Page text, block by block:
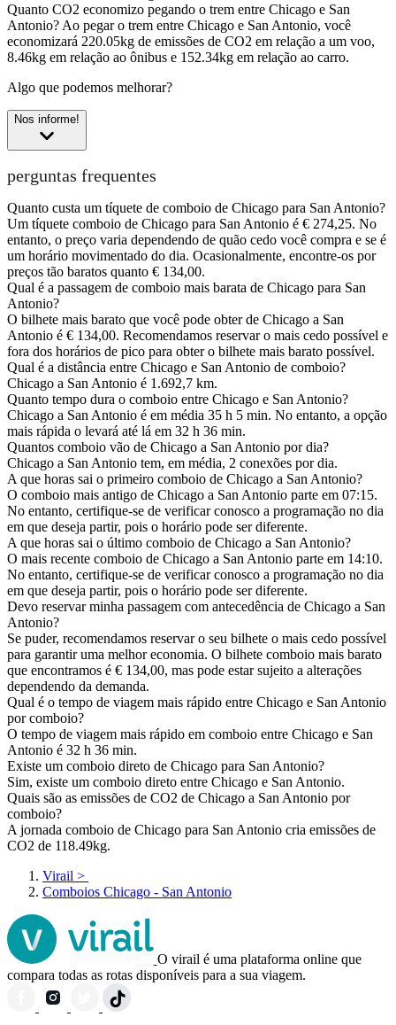
Quanto CO2 economizo pegando o trem entre Chicago e San
Antonio? Ao pegar o trem entre Chicago e San Antonio, você
economizará 220.05kg de emissões de CO2 em relação a um voo,
8.46kg em relação ao ônibus e 152.34kg em relação ao carro.
Algo que podemos melhorar?
Nos informe!
perguntas frequentes
Quanto custa um tíquete de comboio de Chicago para San Antonio?
Um tíquete comboio de Chicago para San Antonio é € 274,25. No
entanto, o preço varia dependendo de quão cedo você compra e se é
um horário movimentado do dia. Ocasionalmente, encontre-os por
preços tão baratos quanto € 134,00.
Qual é a passagem de comboio mais barata de Chicago para San
Antonio?
O bilhete mais barato que você pode obter de Chicago a San
Antonio é € 134,00. Recomendamos reservar o mais cedo possível e
fora dos horários de pico para obter o bilhete mais barato possível.
Qual é a distância entre Chicago e San Antonio de comboio?
Chicago a San Antonio é 1.692,7 km.
Quanto tempo dura o comboio entre Chicago e San Antonio?
Chicago a San Antonio é em média 35 h 5 min. No entanto, a opção
mais rápida o levará até lá em 32 h 36 min.
Quantos comboio vão de Chicago a San Antonio por dia?
Chicago a San Antonio tem, em média, 2 conexões por dia.
A que horas sai o primeiro comboio de Chicago a San Antonio?
O comboio mais antigo de Chicago a San Antonio parte em 07:15.
No entanto, certifique-se de verificar conosco a programação no dia
em que deseja partir, pois o horário pode ser diferente.
A que horas sai o último comboio de Chicago a San Antonio?
O mais recente comboio de Chicago a San Antonio parte em 14:10.
No entanto, certifique-se de verificar conosco a programação no dia
em que deseja partir, pois o horário pode ser diferente.
Devo reservar minha passagem com antecedência de Chicago a San
Antonio?
Se puder, recomendamos reservar o seu bilhete o mais cedo possível
para garantir uma melhor economia. O bilhete comboio mais barato
que encontramos é € 134,00, mas pode estar sujeito a alterações
dependendo da demanda.
Qual é o tempo de viagem mais rápido entre Chicago e San Antonio
por comboio?
O tempo de viagem mais rápido em comboio entre Chicago e San
Antonio é 32 h 36 min.
Existe um comboio direto de Chicago para San Antonio?
Sim, existe um comboio direto entre Chicago e San Antonio.
Quais são as emissões de CO2 de Chicago a San Antonio por
comboio?
A jornada comboio de Chicago para San Antonio cria emissões de
CO2 de 118.49kg.
Virail >
Comboios Chicago - San Antonio
O virail é uma plataforma online que
compara todas as rotas disponíveis para a sua viagem.